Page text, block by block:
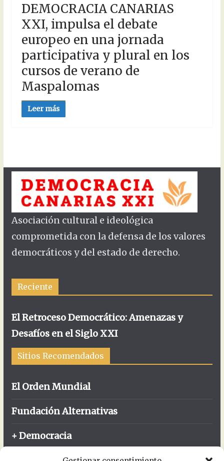
DEMOCRACIA CANARIAS
XXI, impulsa el debate
europeo en una jornada
participativa y plural en los
cursos de verano de
Maspalomas
Leer más
Asociación cultural e ideológica
comprometida con la defensa de los valores
democráticos y del estado de derecho.
Reciente
El Retroceso Democrático: Amenazas y
Desafíos en el Siglo XXI
Sitios Recomendados
El Orden Mundial
Fundación Alternativas
+ Democracia